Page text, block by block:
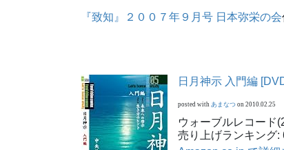
『致知』２００７年９月号 日本弥栄の会
日月神示 入門編
posted with あまなつ on 2010.02.25
ウォーブルレコード
売り上げランキング: